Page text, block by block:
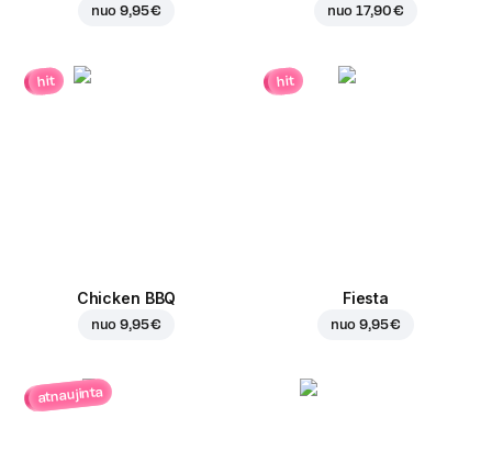
nuo9,95 € nuo17,90 €
hit
Chicken BBQ
nuo9,95 €
hit
Fiesta
nuo9,95 €
atnaujinta